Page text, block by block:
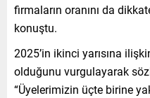
firmaların oranını da
konuştu.
2025’in ikinci yarısına
olduğunu vurgulayarak
“Üyelerimizin üçte birine